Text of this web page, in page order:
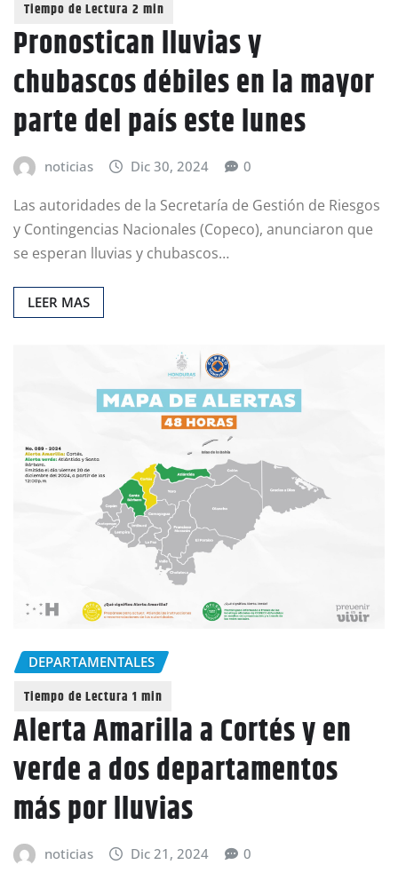
Pronostican lluvias y
chubascos débiles en la mayor
parte del país este lunes
noticias Dic 30, 2024 0
Las autoridades de la Secretaría de Gestión de Riesgos
y Contingencias Nacionales (Copeco), anunciaron que
se esperan lluvias y chubascos…
LEER MAS
DEPARTAMENTALES
Alerta Amarilla a Cortés y en
verde a dos departamentos
más por lluvias
noticias Dic 21, 2024 0